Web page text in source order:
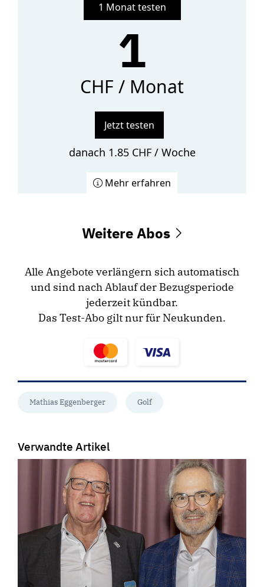
1 Monat testen
1
CHF / Monat
Jetzt testen
danach 1.85 CHF / Woche
Mehr erfahren
Weitere Abos
Alle Angebote verlängern sich automatisch
und sind nach Ablauf der Bezugsperiode
jederzeit kündbar.
Das Test-Abo gilt nur für Neukunden.
Mathias Eggenberger Golf
Verwandte Artikel